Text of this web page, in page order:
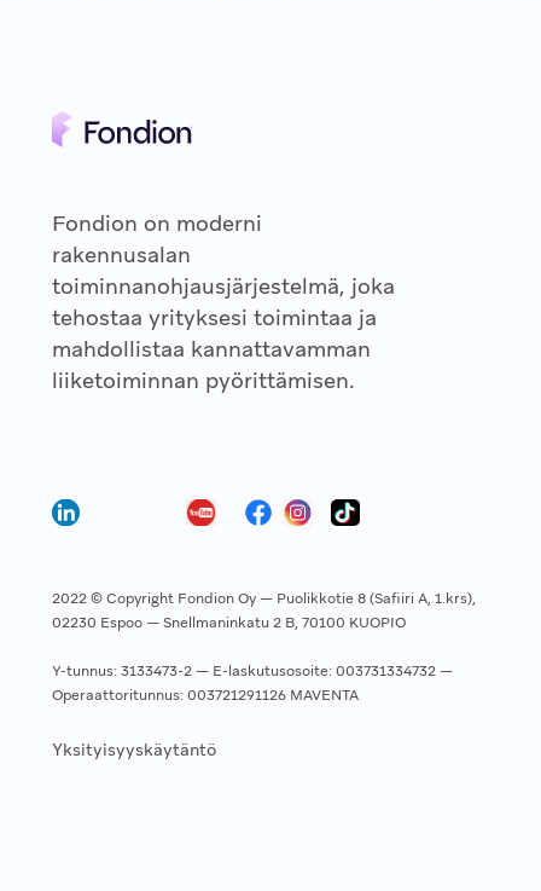
Fondion on moderni
rakennusalan
toiminnanohjausjärjestelmä, joka
tehostaa yrityksesi toimintaa ja
mahdollistaa kannattavamman
liiketoiminnan pyörittämisen.
2022 © Copyright Fondion Oy — Puolikkotie 8 (Safiiri A, 1.krs),
02230 Espoo — Snellmaninkatu 2 B, 70100 KUOPIO
Y-tunnus: 3133473-2 — E-laskutusosoite: 003731334732 —
Operaattoritunnus: 003721291126 MAVENTA
Yksityisyyskäytäntö